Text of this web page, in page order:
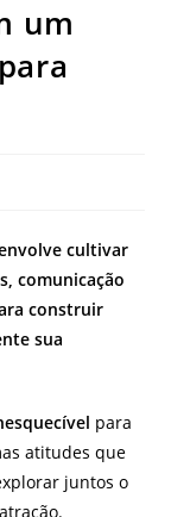
um
cultivar
comunicação
construir
sua
para
atitudes que
juntos o